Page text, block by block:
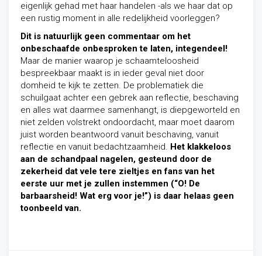
eigenlijk gehad met haar handelen -als we haar dat op
een rustig moment in alle redelijkheid voorleggen?
Dit is natuurlijk geen commentaar om het
onbeschaafde onbesproken te laten, integendeel!
Maar de manier waarop je schaamteloosheid
bespreekbaar maakt is in ieder geval niet door
domheid te kijk te zetten. De problematiek die
schuilgaat achter een gebrek aan reflectie, beschaving
en alles wat daarmee samenhangt, is diepgeworteld en
niet zelden volstrekt ondoordacht, maar moet daarom
juist worden beantwoord vanuit beschaving, vanuit
reflectie en vanuit bedachtzaamheid. Het klakkeloos
aan de schandpaal nagelen, gesteund door de
zekerheid dat vele tere zieltjes en fans van het
eerste uur met je zullen instemmen (“O! De
barbaarsheid! Wat erg voor je!”) is daar helaas geen
toonbeeld van.